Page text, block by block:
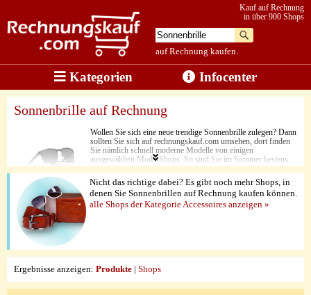
auf Rechnung kaufen.
Kauf auf Rechnung
in über 900 Shops
Kategorien Infocenter
Sonnenbrille auf Rechnung
Wollen Sie sich eine neue trendige Sonnenbrille zulegen? Dann
sollten Sie sich auf rechnungskauf.com umsehen, dort finden
Sie nämlich schnell moderne Modelle von einigen
ausgewählten Mode-Shops. So sind Sie im Sommer bestens
ausgerüstet. Neben den unschlagbaren Preisen punkten hier
nämlich der Style und die Langlebigkeit. Jede Brille lässt sich
einfach und schnell auf Rechnung kaufen.
Nicht das richtige dabei? Es gibt noch mehr Shops, in
denen Sie Sonnenbrillen auf Rechnung kaufen können.
alle Shops der Kategorie Accessoires anzeigen »
Ergebnisse anzeigen: Produkte | Shops